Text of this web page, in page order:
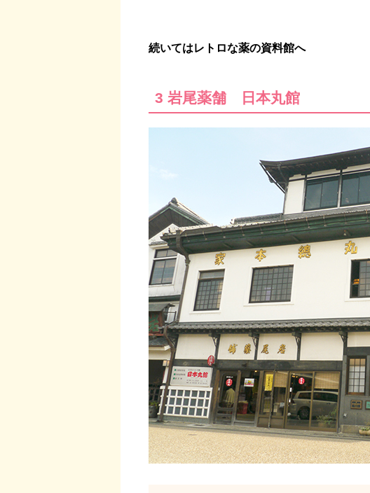
続いてはレトロな薬の資料館へ
3 岩尾薬舗 日本丸館